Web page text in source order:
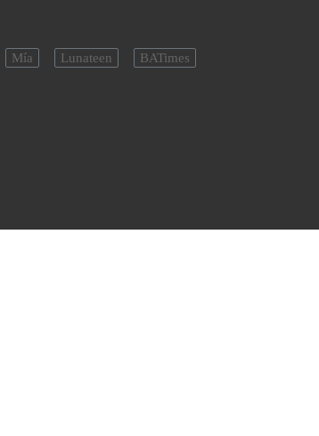
Mía Lunateen BATimes